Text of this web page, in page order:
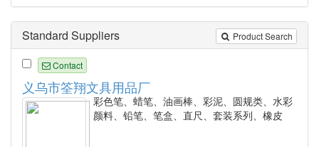
Product Search
Standard Suppliers
Contact
义乌市筌翔文具用品厂
彩色笔、蜡笔、油画棒、彩泥、圆规类、水彩
颜料、铅笔、笔盒、直尺、套装系列、橡皮